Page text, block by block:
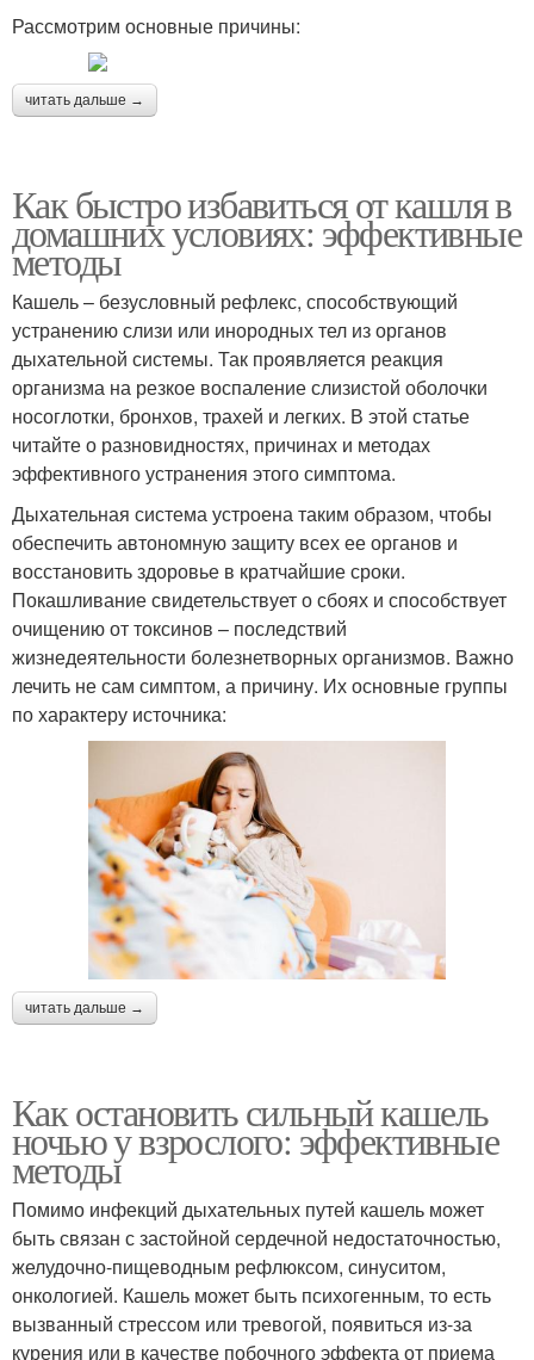
Рассмотрим основные причины:
читать дальше →
Как быстро избавиться от кашля в
домашних условиях: эффективные
методы
Кашель – безусловный рефлекс, способствующий
устранению слизи или инородных тел из органов
дыхательной системы. Так проявляется реакция
организма на резкое воспаление слизистой оболочки
носоглотки, бронхов, трахей и легких. В этой статье
читайте о разновидностях, причинах и методах
эффективного устранения этого симптома.
Дыхательная система устроена таким образом, чтобы
обеспечить автономную защиту всех ее органов и
восстановить здоровье в кратчайшие сроки.
Покашливание свидетельствует о сбоях и способствует
очищению от токсинов – последствий
жизнедеятельности болезнетворных организмов. Важно
лечить не сам симптом, а причину. Их основные группы
по характеру источника:
читать дальше →
Как остановить сильный кашель
ночью у взрослого: эффективные
методы
Помимо инфекций дыхательных путей кашель может
быть связан с застойной сердечной недостаточностью,
желудочно-пищеводным рефлюксом, синуситом,
онкологией. Кашель может быть психогенным, то есть
вызванный стрессом или тревогой, появиться из-за
курения или в качестве побочного эффекта от приема